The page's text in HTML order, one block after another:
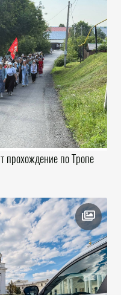
прохождение по Тропе